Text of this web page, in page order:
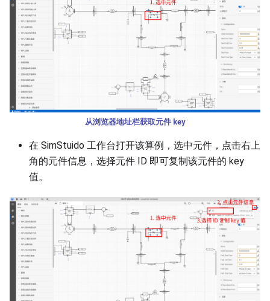
从浏览器地址栏获取元件 key
在 SimStuido 工作台打开该算例，选中元件，点击右上
角的元件信息，选择元件 ID 即可复制该元件的 key
值。